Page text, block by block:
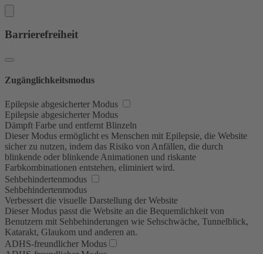
Barrierefreiheit
Zugänglichkeitsmodus
Epilepsie abgesicherter Modus
Epilepsie abgesicherter Modus
Dämpft Farbe und entfernt Blinzeln
Dieser Modus ermöglicht es Menschen mit Epilepsie, die Website
sicher zu nutzen, indem das Risiko von Anfällen, die durch
blinkende oder blinkende Animationen und riskante
Farbkombinationen entstehen, eliminiert wird.
Sehbehindertenmodus
Sehbehindertenmodus
Verbessert die visuelle Darstellung der Website
Dieser Modus passt die Website an die Bequemlichkeit von
Benutzern mit Sehbehinderungen wie Sehschwäche, Tunnelblick,
Katarakt, Glaukom und anderen an.
ADHS-freundlicher Modus